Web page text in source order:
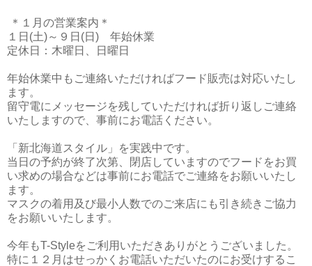
＊１月の営業案内＊
１日(土)～９日(日) 年始休業
定休日：木曜日、日曜日
年始休業中もご連絡いただければフード販売は対応いたし
ます。
留守電にメッセージを残していただければ折り返しご連絡
いたしますので、事前にお電話ください。
「新北海道スタイル」を実践中です。
当日の予約が終了次第、閉店していますのでフードをお買
い求めの場合などは事前にお電話でご連絡をお願いいたし
ます。
マスクの着用及び最小人数でのご来店にも引き続きご協力
をお願いいたします。
今年もT-Styleをご利用いただきありがとうございました。
特に１２月はせっかくお電話いただいたのにお受けするこ